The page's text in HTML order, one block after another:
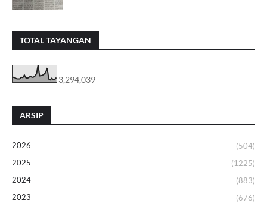
TOTAL TAYANGAN
3,294,039
ARSIP
2026
(504)
2025
(1225)
2024
(883)
2023
(676)